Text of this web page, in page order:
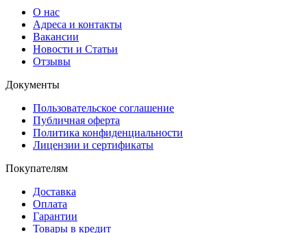
О нас
Адреса и контакты
Вакансии
Новости и Статьи
Отзывы
Документы
Пользовательское соглашение
Публичная оферта
Политика конфиденциальности
Лицензии и сертификаты
Покупателям
Доставка
Оплата
Гарантии
Товары в кредит